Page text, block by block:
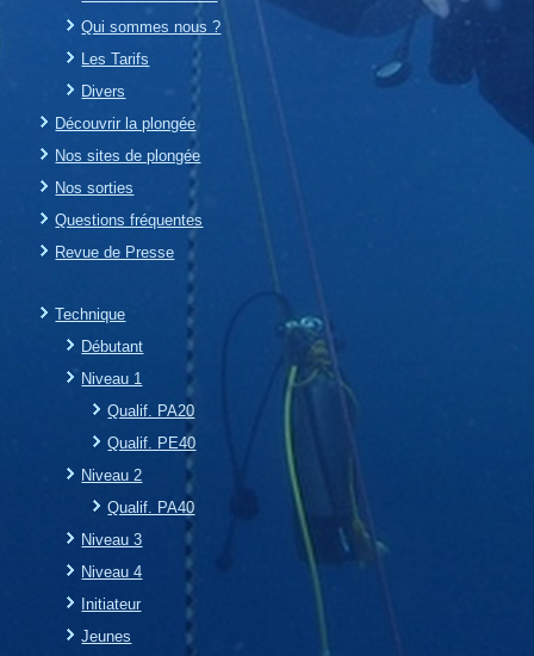
Qui sommes nous ?
Les Tarifs
Divers
Découvrir la plongée
Nos sites de plongée
Nos sorties
Questions fréquentes
Revue de Presse
Technique
Débutant
Niveau 1
Qualif. PA20
Qualif. PE40
Niveau 2
Qualif. PA40
Niveau 3
Niveau 4
Initiateur
Jeunes